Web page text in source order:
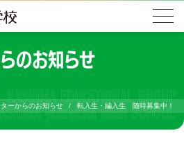
のお知らせ
ーからのお知らせ 転入生・編入生 随時募集中！